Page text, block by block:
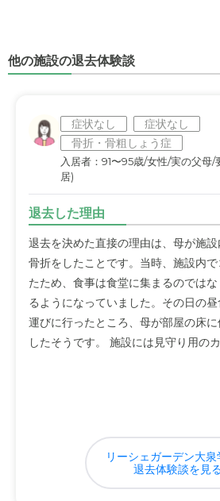
他の施設の退去体験談
症状なし
症状なし
骨折・骨粗しょう症
入居者：91〜95歳/女性/実の父母/
居)
退去した理由
退去を決めた直接の理由は、母が施
骨折をしたことです。当時、施設内
たため、食事は食堂に集まるのでは
るようになっていました。その日の
運びに行ったところ、母が部屋の床
したそうです。 施設には見守り用の
リーシェガーデン大
退去体験談を見